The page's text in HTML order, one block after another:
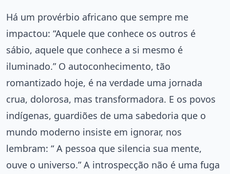
Há um provérbio africano que sempre me
impactou: “Aquele que conhece os outros é
sábio, aquele que conhece a si mesmo é
iluminado.” O autoconhecimento, tão
romantizado hoje, é na verdade uma jornada
crua, dolorosa, mas transformadora. E os povos
indígenas, guardiões de uma sabedoria que o
mundo moderno insiste em ignorar, nos
lembram: “ A pessoa que silencia sua mente,
ouve o universo.” A introspecção não é uma fuga